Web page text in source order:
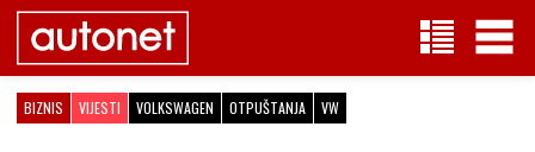
BIZNIS VIJESTI VOLKSWAGEN OTPUŠTANJA VW